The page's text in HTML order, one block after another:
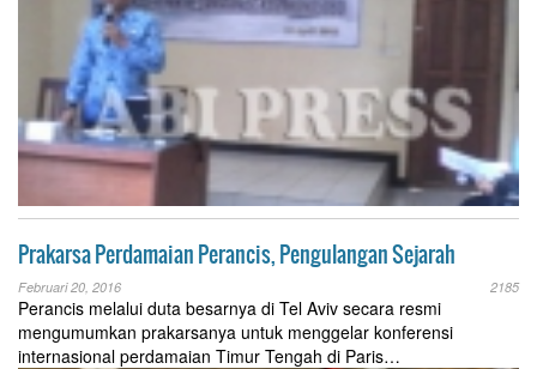
Prakarsa Perdamaian Perancis, Pengulangan Sejarah
Februari 20, 2016 2185
Perancis melalui duta besarnya di Tel Aviv secara resmi
mengumumkan prakarsanya untuk menggelar konferensi
internasional perdamaian Timur Tengah di Paris…